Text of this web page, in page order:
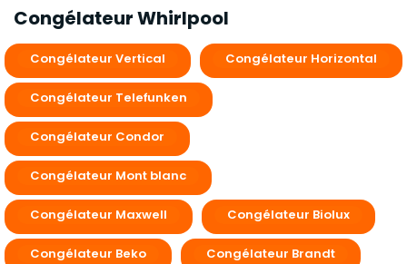
Congélateur Whirlpool
Congélateur Vertical Congélateur Horizontal
Congélateur Telefunken
Congélateur Condor
Congélateur Mont blanc
Congélateur Maxwell Congélateur Biolux
Congélateur Beko Congélateur Brandt